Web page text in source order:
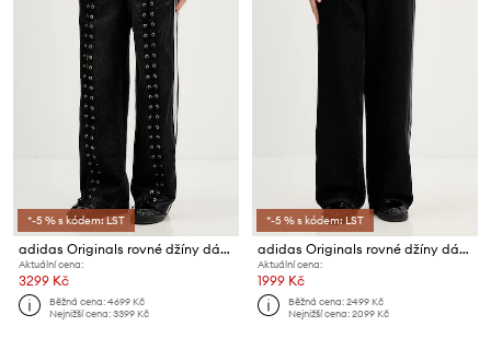
*-5 % s kódem: LST
adidas Originals rovné džíny dámské
Aktuální cena:
3299 Kč
Běžná cena:4699 Kč
Nejnižší cena:3399 Kč
*-5 % s kódem: LST
adidas Originals rovné džíny dámské Firebird
Aktuální cena:
1999 Kč
Běžná cena:2499 Kč
Nejnižší cena:2099 Kč